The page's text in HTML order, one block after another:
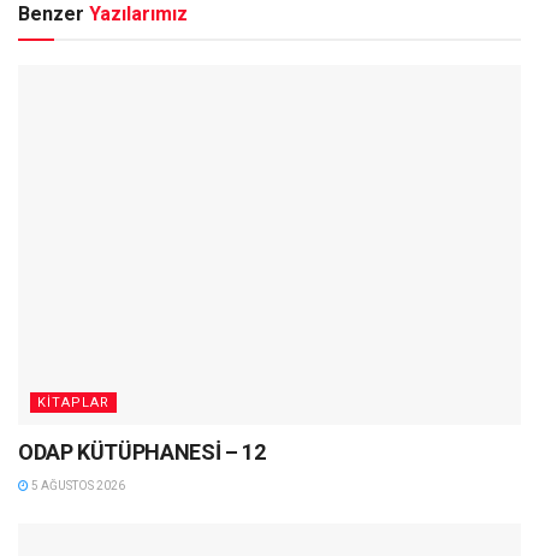
Benzer Yazılarımız
KITAPLAR
ODAP KÜTÜPHANESİ – 12
5 AĞUSTOS 2026